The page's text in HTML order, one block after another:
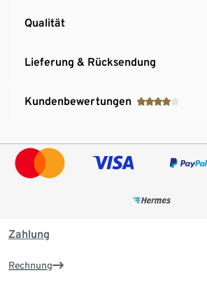
Qualität
Lieferung & Rücksendung
Kundenbewertungen
Zahlung
Rechnung